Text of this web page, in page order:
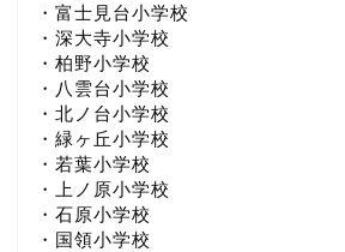
・富士見台小学校
・深大寺小学校
・柏野小学校
・八雲台小学校
・北ノ台小学校
・緑ヶ丘小学校
・若葉小学校
・上ノ原小学校
・石原小学校
・国領小学校